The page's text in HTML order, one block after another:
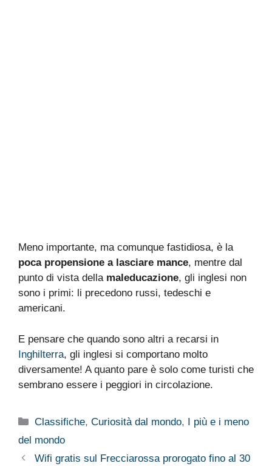
Meno importante, ma comunque fastidiosa, è la
poca propensione a lasciare mance, mentre dal
punto di vista della maleducazione, gli inglesi non
sono i primi: li precedono russi, tedeschi e
americani.
E pensare che quando sono altri a recarsi in
Inghilterra, gli inglesi si comportano molto
diversamente! A quanto pare è solo come turisti che
sembrano essere i peggiori in circolazione.
Categorie
Classifiche,Curiosità dal mondo, I più e i meno
del mondo
Wifi gratis sul Frecciarossa prorogato fino al 30